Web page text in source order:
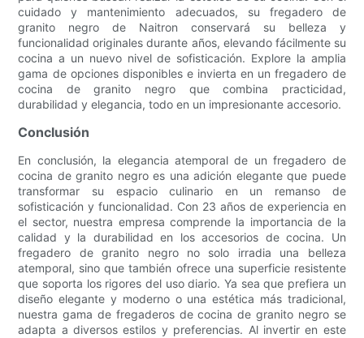
cuidado y mantenimiento adecuados, su fregadero de
granito negro de Naitron conservará su belleza y
funcionalidad originales durante años, elevando fácilmente su
cocina a un nuevo nivel de sofisticación. Explore la amplia
gama de opciones disponibles e invierta en un fregadero de
cocina de granito negro que combina practicidad,
durabilidad y elegancia, todo en un impresionante accesorio.
Conclusión
En conclusión, la elegancia atemporal de un fregadero de
cocina de granito negro es una adición elegante que puede
transformar su espacio culinario en un remanso de
sofisticación y funcionalidad. Con 23 años de experiencia en
el sector, nuestra empresa comprende la importancia de la
calidad y la durabilidad en los accesorios de cocina. Un
fregadero de granito negro no solo irradia una belleza
atemporal, sino que también ofrece una superficie resistente
que soporta los rigores del uso diario. Ya sea que prefiera un
diseño elegante y moderno o una estética más tradicional,
nuestra gama de fregaderos de cocina de granito negro se
adapta a diversos estilos y preferencias. Al invertir en este